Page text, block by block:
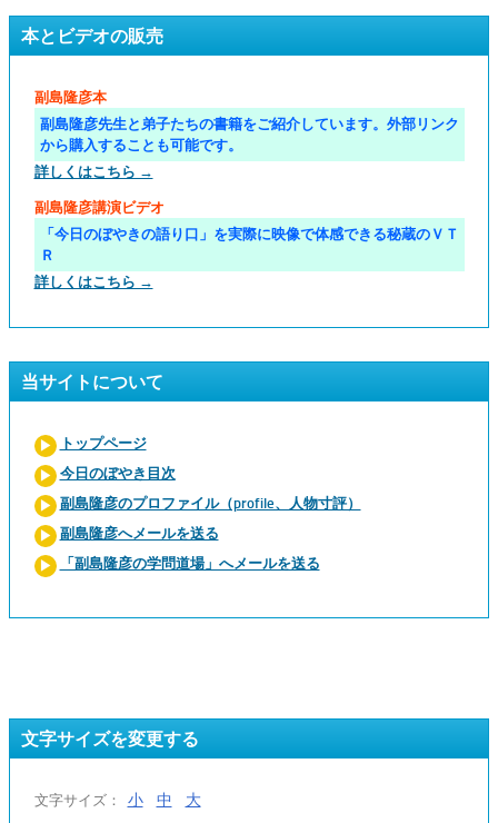
本とビデオの販売
副島隆彦本
副島隆彦先生と弟子たちの書籍をご紹介しています。外部リンク
から購入することも可能です。
詳しくはこちら →
副島隆彦講演ビデオ
「今日のぼやきの語り口」を実際に映像で体感できる秘蔵のＶＴ
Ｒ
詳しくはこちら →
当サイトについて
トップページ
今日のぼやき目次
副島隆彦のプロファイル（profile、人物寸評）
副島隆彦へメールを送る
「副島隆彦の学問道場」へメールを送る
文字サイズを変更する
文字サイズ： 小 中 大